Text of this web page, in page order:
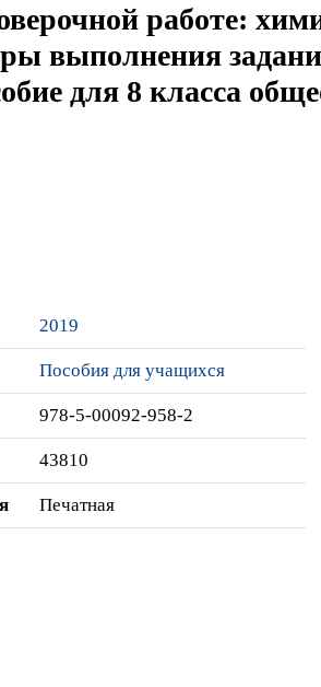
работе:
выполнения
для 8 класса
2019
Пособия для учащихся
978-5-00092-958-2
43810
Печатная